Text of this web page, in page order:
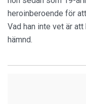
heroinberoende för
Vad han inte vet är
hämnd.